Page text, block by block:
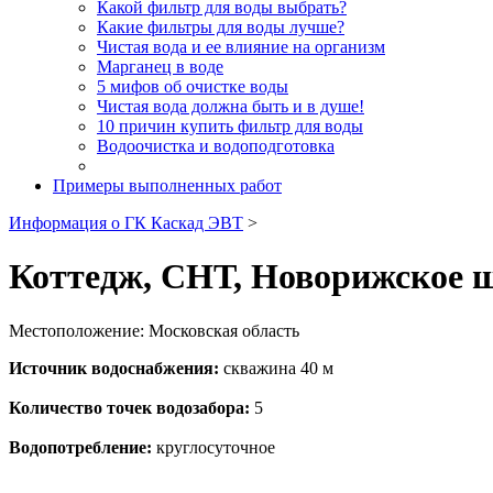
Какой фильтр для воды выбрать?
Какие фильтры для воды лучше?
Чистая вода и ее влияние на организм
Марганец в воде
5 мифов об очистке воды
Чистая вода должна быть и в душе!
10 причин купить фильтр для воды
Водоочистка и водоподготовка
Примеры выполненных работ
Информация о ГК Каскад ЭВТ >
Коттедж, СНТ, Новорижское
Местоположение: Московская область
Источник водоснабжения: скважина 40 м
Количество точек водозабора: 5
Водопотребление: круглосуточное